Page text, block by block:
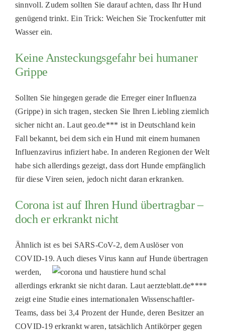
sinnvoll. Zudem sollten Sie darauf achten, dass Ihr Hund
genügend trinkt. Ein Trick: Weichen Sie Trockenfutter mit
Wasser ein.
Keine Ansteckungsgefahr bei humaner
Grippe
Sollten Sie hingegen gerade die Erreger einer Influenza
(Grippe) in sich tragen, stecken Sie Ihren Liebling ziemlich
sicher nicht an. Laut geo.de*** ist in Deutschland kein
Fall bekannt, bei dem sich ein Hund mit einem humanen
Influenzavirus infiziert habe. In anderen Regionen der Welt
habe sich allerdings gezeigt, dass dort Hunde empfänglich
für diese Viren seien, jedoch nicht daran erkranken.
Corona ist auf Ihren Hund übertragbar –
doch er erkrankt nicht
Ähnlich ist es bei SARS-CoV-2, dem Auslöser von
COVID-19. Auch dieses Virus kann auf Hunde übertragen
werden,
allerdings erkrankt sie nicht daran. Laut aerzteblatt.de****
zeigt eine Studie eines internationalen Wissenschaftler-
Teams, dass bei 3,4 Prozent der Hunde, deren Besitzer an
COVID-19 erkrankt waren, tatsächlich Antikörper gegen